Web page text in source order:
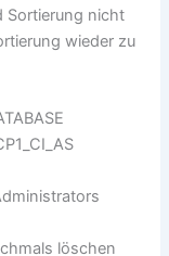
Sortierung nicht
wieder zu
löschen